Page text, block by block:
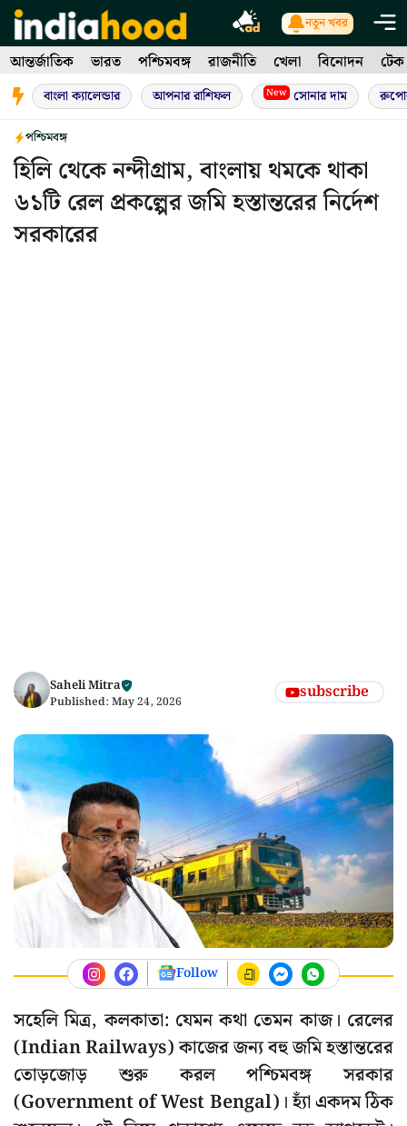
Skip
to
content
নতুন খবর
আন্তর্জাতিক ভারত পশ্চিমবঙ্গ রাজনীতি খেলা বিনোদন টেক
বাংলা ক্যালেন্ডার আপনার রাশিফল New সোনার দাম
পশ্চিমবঙ্গ
হিলি থেকে নন্দীগ্রাম, বাংলায় থমকে থাকা
৬১টি রেল প্রকল্পের জমি হস্তান্তরের নির্দেশ
সরকারের
Saheli Mitra
Published: May 24, 2026 subscribe
Follow
সহেলি মিত্র, কলকাতা: যেমন কথা তেমন কাজ। রেলের
(Indian Railways) কাজের জন্য বহু জমি হস্তান্তরের
তোড়জোড় শুরু করল পশ্চিমবঙ্গ সরকার
(Government of West Bengal)। হ্যাঁ একদম ঠিক